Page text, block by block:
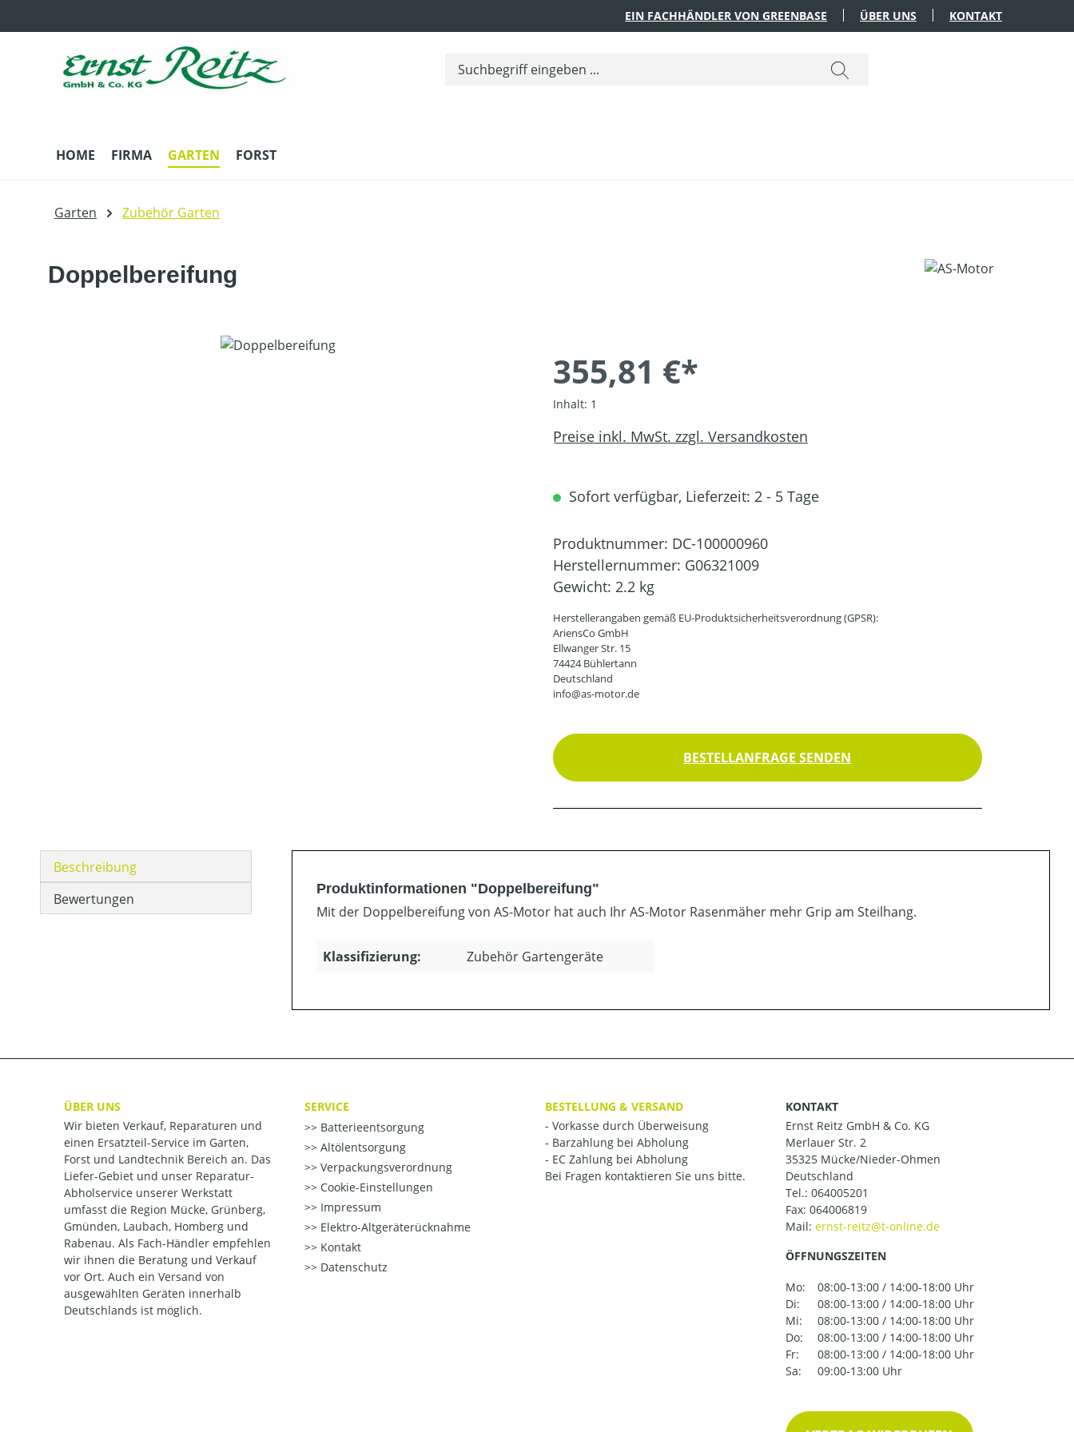
EIN FACHHÄNDLER VON GREENBASE ÜBER UNS KONTAKT
HOME FIRMA GARTEN FORST
Garten Zubehör Garten
Doppelbereifung
355,81 €*
Inhalt: 1
Preise inkl. MwSt. zzgl. Versandkosten
Sofort verfügbar, Lieferzeit: 2 - 5 Tage
Produktnummer: DC-100000960
Herstellernummer: G06321009
Gewicht: 2.2 kg
Herstellerangaben gemäß EU-Produktsicherheitsverordnung (GPSR):
AriensCo GmbH
Ellwanger Str. 15
74424 Bühlertann
Deutschland
info@as-motor.de
BESTELLANFRAGE SENDEN
Beschreibung
Bewertungen
Produktinformationen "Doppelbereifung"
Mit der Doppelbereifung von AS-Motor hat auch Ihr AS-Motor Rasenmäher mehr Grip am Steilhang.
Klassifizierung: Zubehör Gartengeräte
ÜBER UNS
Wir bieten Verkauf, Reparaturen und
einen Ersatzteil-Service im Garten,
Forst und Landtechnik Bereich an. Das
Liefer-Gebiet und unser Reparatur-
Abholservice unserer Werkstatt
umfasst die Region Mücke, Grünberg,
Gmünden, Laubach, Homberg und
Rabenau. Als Fach-Händler empfehlen
wir ihnen die Beratung und Verkauf
vor Ort. Auch ein Versand von
ausgewählten Geräten innerhalb
Deutschlands ist möglich.
SERVICE
Batterieentsorgung
Altölentsorgung
Verpackungsverordnung
Cookie-Einstellungen
Impressum
Elektro-Altgeräterücknahme
Kontakt
Datenschutz
BESTELLUNG & VERSAND
- Vorkasse durch Überweisung
- Barzahlung bei Abholung
- EC Zahlung bei Abholung
Bei Fragen kontaktieren Sie uns bitte.
KONTAKT
Ernst Reitz GmbH & Co. KG
Merlauer Str. 2
35325 Mücke/Nieder-Ohmen
Deutschland
Tel.: 064005201
Fax: 064006819
Mail:
ÖFFNUNGSZEITEN
Mo:
08:00-13:00 / 14:00-18:00 Uhr
Di:
08:00-13:00 / 14:00-18:00 Uhr
Mi:
08:00-13:00 / 14:00-18:00 Uhr
Do:
08:00-13:00 / 14:00-18:00 Uhr
Fr:
08:00-13:00 / 14:00-18:00 Uhr
Sa:
09:00-13:00 Uhr